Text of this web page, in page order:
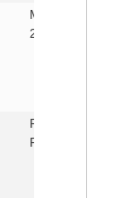
Melaka (3-5
2017)
Port Dickson
Februari 2017)